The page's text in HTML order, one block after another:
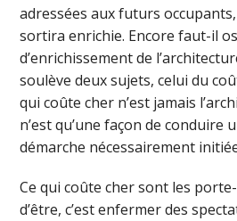
adressées aux futurs
sortira enrichie. Encore faut-il
d’enrichissement de
soulève deux sujets, celui du
qui coûte cher n’est jamais
n’est qu’une façon de conduire
démarche nécessairement
Ce qui coûte cher sont les
d’être, c’est enfermer des